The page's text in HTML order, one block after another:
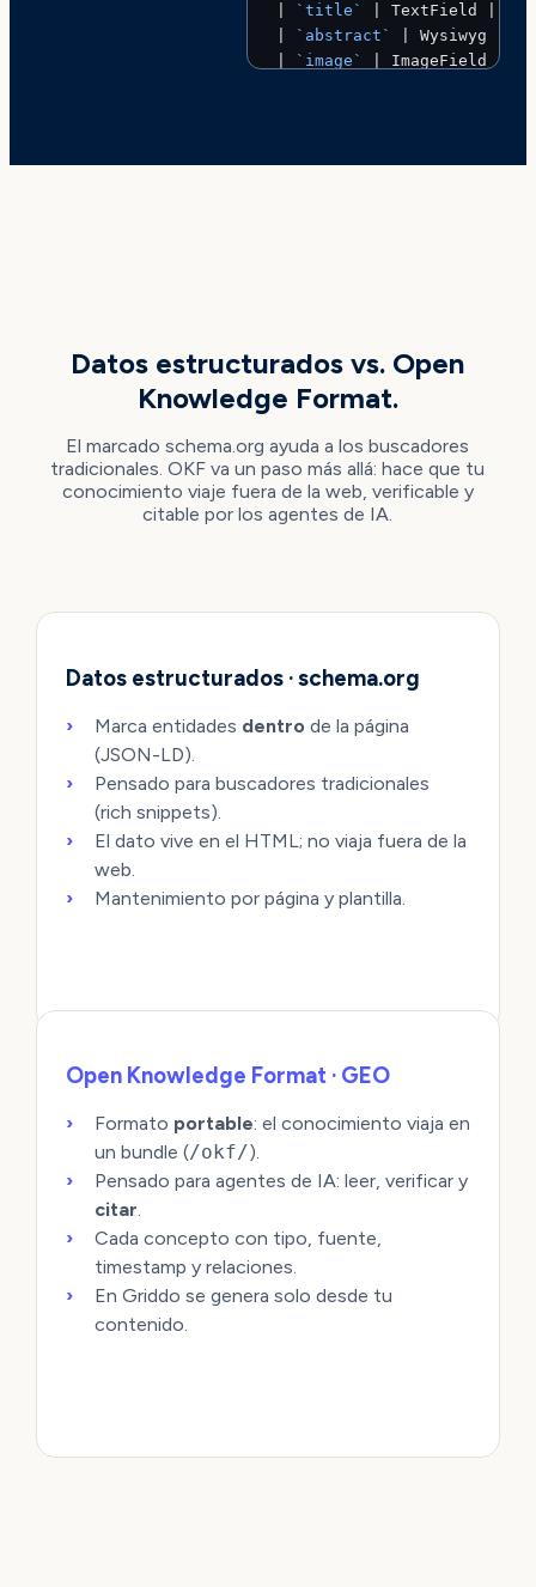
`title`
| TextField |
`abstract`
| Wysiwyg
`image`
| ImageField |
| `academicAreas` |
# Relationships
- Filtered in [
STUDY_PLAN
../simple/
- [ TESTIMONIAL]( ../simple/
# Citations
Datos estructurados vs. Open
Knowledge Format.
El marcado schema.org ayuda a los buscadores
tradicionales. OKF va un paso más allá: hace que tu
conocimiento viaje fuera de la web, verificable y
citable por los agentes de IA.
Datos estructurados · schema.org
Marca entidades dentro de la página
(JSON-LD).
Pensado para buscadores tradicionales
(rich snippets).
El dato vive en el HTML; no viaja fuera de la
web.
Mantenimiento por página y plantilla.
Open Knowledge Format · GEO
Formato portable: el conocimiento viaja en
un bundle (/okf/).
Pensado para agentes de IA: leer, verificar y
citar.
Cada concepto con tipo, fuente,
timestamp y relaciones.
En Griddo se genera solo desde tu
contenido.